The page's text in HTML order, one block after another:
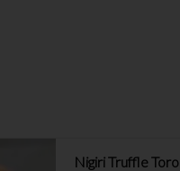
Nigiri Truffle Toro